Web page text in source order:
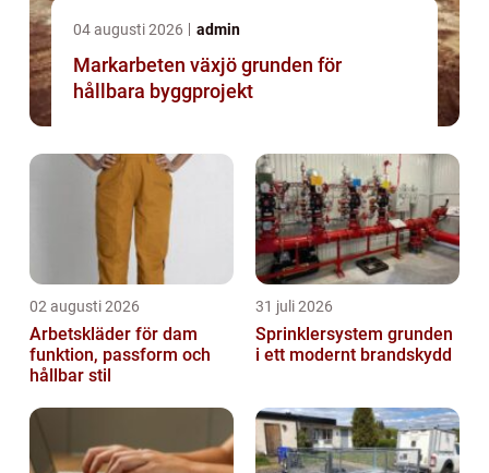
04 augusti 2026 admin
Markarbeten växjö grunden för
hållbara byggprojekt
02 augusti 2026
Arbetskläder för dam
funktion, passform och
hållbar stil
31 juli 2026
Sprinklersystem grunden
i ett modernt brandskydd